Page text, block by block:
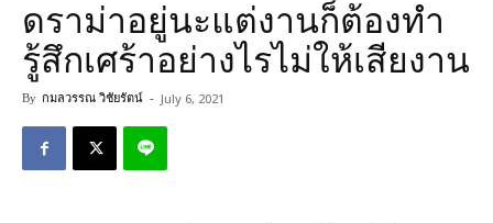
ดราม่าอยู่นะแต่งานก็ต้องทำ
รู้สึกเศร้าอย่างไรไม่ให้เสียงาน
By กมลวรรณ วิชัยรัตน์ - July 6, 2021